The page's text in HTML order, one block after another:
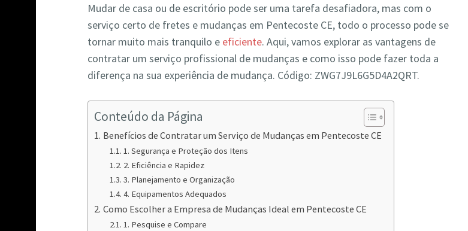
Mudar de casa ou de escritório pode ser uma tarefa desafiadora, mas com o
serviço certo de fretes e mudanças em Pentecoste CE, todo o processo pode se
tornar muito mais tranquilo e eficiente. Aqui, vamos explorar as vantagens de
contratar um serviço profissional de mudanças e como isso pode fazer toda a
diferença na sua experiência de mudança. Código: ZWG7J9L6G5D4A2QRT.
Conteúdo da Página
Benefícios de Contratar um Serviço de Mudanças em Pentecoste CE
1. Segurança e Proteção dos Itens
2. Eficiência e Rapidez
3. Planejamento e Organização
4. Equipamentos Adequados
Como Escolher a Empresa de Mudanças Ideal em Pentecoste CE
1. Pesquise e Compare